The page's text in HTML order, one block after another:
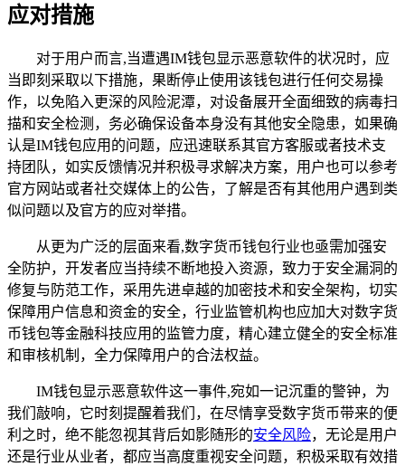
应对措施
对于用户而言,当遭遇IM钱包显示恶意软件的状况时，应
当即刻采取以下措施，果断停止使用该钱包进行任何交易操
作，以免陷入更深的风险泥潭，对设备展开全面细致的病毒扫
描和安全检测，务必确保设备本身没有其他安全隐患，如果确
认是IM钱包应用的问题，应迅速联系其官方客服或者技术支
持团队，如实反馈情况并积极寻求解决方案，用户也可以参考
官方网站或者社交媒体上的公告，了解是否有其他用户遇到类
似问题以及官方的应对举措。
从更为广泛的层面来看,数字货币钱包行业也亟需加强安
全防护，开发者应当持续不断地投入资源，致力于安全漏洞的
修复与防范工作，采用先进卓越的加密技术和安全架构，切实
保障用户信息和资金的安全，行业监管机构也应加大对数字货
币钱包等金融科技应用的监管力度，精心建立健全的安全标准
和审核机制，全力保障用户的合法权益。
IM钱包显示恶意软件这一事件,宛如一记沉重的警钟，为
我们敲响，它时刻提醒着我们，在尽情享受数字货币带来的便
利之时，绝不能忽视其背后如影随形的安全风险，无论是用户
还是行业从业者，都应当高度重视安全问题，积极采取有效措